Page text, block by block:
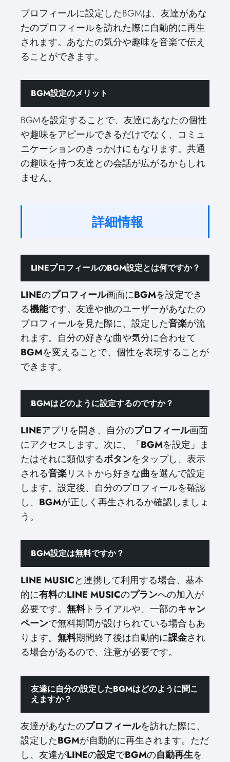
プロフィールに設定したBGMは、友達があな
たのプロフィールを訪れた際に自動的に再生
されます。あなたの気分や趣味を音楽で伝え
ることができます。
BGM設定のメリット
BGMを設定することで、友達にあなたの個性
や趣味をアピールできるだけでなく、コミュ
ニケーションのきっかけにもなります。共通
の趣味を持つ友達との会話が広がるかもしれ
ません。
詳細情報
LINEプロフィールのBGM設定とは何ですか？
LINEのプロフィール画面にBGMを設定でき
る機能です。友達や他のユーザーがあなたの
プロフィールを見た際に、設定した音楽が流
れます。自分の好きな曲や気分に合わせて
BGMを変えることで、個性を表現することが
できます。
BGMはどのように設定するのですか？
LINEアプリを開き、自分のプロフィール画面
にアクセスします。次に、「BGMを設定」ま
たはそれに類似するボタンをタップし、表示
される音楽リストから好きな曲を選んで設定
します。設定後、自分のプロフィールを確認
し、 BGMが正しく再生されるか確認しましょ
う。
BGM設定は無料ですか？
LINE MUSICと連携して利用する場合、基本
的に有料のLINE MUSICのプランへの加入が
必要です。 無料トライアルや、一部のキャン
ペーンで無料期間が設けられている場合もあ
ります。 無料期間終了後は自動的に課金され
る場合があるので、注意が必要です。
友達に自分の設定したBGMはどのように聞こ
えますか？
友達があなたのプロフィールを訪れた際に、
設定したBGMが自動的に再生されます。ただ
し、友達がLINEの設定でBGMの自動再生を